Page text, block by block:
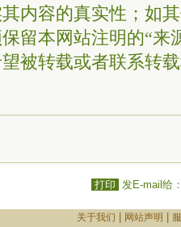
内容的真实性；如
留本网站注明的“来
被转载或者联系转
打印 发E-mail给
关于我们 网站声明